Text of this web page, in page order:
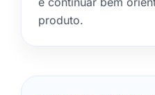
produto.